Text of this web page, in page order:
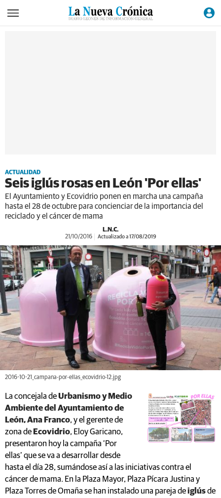
ACTUALIDAD
Seis iglús rosas en León 'Por ellas'
El Ayuntamiento y Ecovidrio ponen en marcha una campaña
hasta el 28 de octubre para concienciar de la importancia del
reciclado y el cáncer de mama
L.N.C.
21/10/2016 Actualizado a 17/08/2019
2016-10-21_campana-por-ellas_ecovidrio-12.jpg
La concejala deUrbanismo y Medio
Ambiente del Ayuntamiento de
León, Ana Franco, y el gerente de
zona de Ecovidrio, Eloy Garicano,
presentaron hoy la campaña ‘Por
ellas’ que se va a desarrollar desde
hasta el día 28, sumándose así a las iniciativas contra el
cáncer de mama. En la Plaza Mayor, Plaza Pícara Justina y
Plaza Torres de Omaña se han instalado una pareja deiglúsde